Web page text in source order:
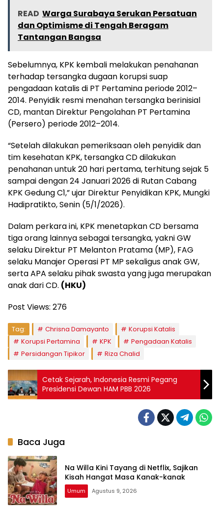
READ Warga Surabaya Serukan Persatuan
dan Optimisme di Tengah Beragam
Tantangan Bangsa
Sebelumnya, KPK kembali melakukan penahanan
terhadap tersangka dugaan korupsi suap
pengadaan katalis di PT Pertamina periode 2012–
2014. Penyidik resmi menahan tersangka berinisial
CD, mantan Direktur Pengolahan PT Pertamina
(Persero) periode 2012–2014.
“Setelah dilakukan pemeriksaan oleh penyidik dan
tim kesehatan KPK, tersangka CD dilakukan
penahanan untuk 20 hari pertama, terhitung sejak 5
sampai dengan 24 Januari 2026 di Rutan Cabang
KPK Gedung C1,” ujar Direktur Penyidikan KPK, Mungki
Hadipratikto, Senin (5/1/2026).
Dalam perkara ini, KPK menetapkan CD bersama
tiga orang lainnya sebagai tersangka, yakni GW
selaku Direktur PT Melanton Pratama (MP), FAG
selaku Manajer Operasi PT MP sekaligus anak GW,
serta APA selaku pihak swasta yang juga merupakan
anak dari CD. (HKU)
Post Views: 276
Tag: Chrisna Damayanto
Korupsi Katalis
Korupsi Pertamina
KPK
Pengadaan Katalis
Persidangan Tipikor
Riza Chalid
Cetak Sejarah, Indonesia Resmi Pegang
Presidensi Dewan HAM PBB 2026
Baca Juga
Na Willa Kini Tayang di Netflix, Sajikan
Kisah Hangat Masa Kanak-kanak
Umum Agustus 9, 2026